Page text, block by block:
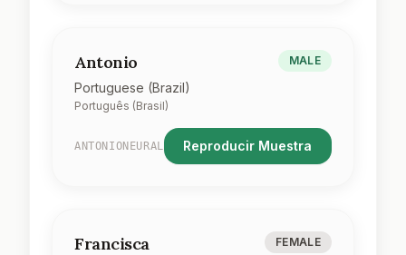
Antonio
Portuguese (Brazil)
Português (Brasil)
MALE
ANTONIONEURAL Reproducir Muestra
Francisca FEMALE